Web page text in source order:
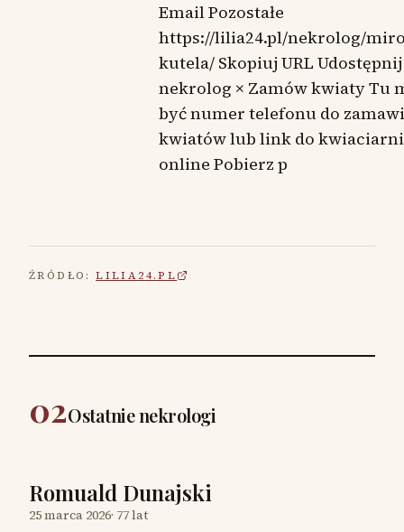
Email Pozostałe
https://lilia24.pl/nekrolog/
kutela/ Skopiuj URL Udostępnij
nekrolog × Zamów kwiaty Tu
być numer telefonu do
kwiatów lub link do kwiaciarni
online Pobierz p
ŹRÓDŁO: LILIA24.PL
02Ostatnie nekrologi
Romuald Dunajski
25 marca 2026· 77 lat